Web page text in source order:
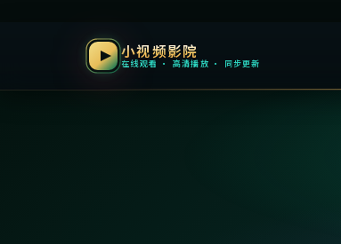
小视频影院
在线观看 · 高清播放 · 同步更新